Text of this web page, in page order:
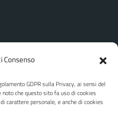
Consenso
GDPR sulla Privacy, ai sensi del
che questo sito fa uso di cookies
carattere personale, e anche di cookies